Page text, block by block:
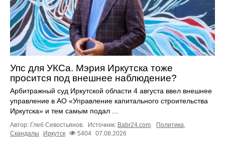
Упс для УКСа. Мэрия Иркутска тоже
просится под внешнее наблюдение?
Арбитражный суд Иркутской области 4 августа ввел внешнее
управление в АО «Управление капитального строительства
Иркутска» и тем самым подал ...
Автор: Глеб Севостьянов. Источник: Babr24.com Политика
Скандалы
Иркутск 5404 07.08.2026